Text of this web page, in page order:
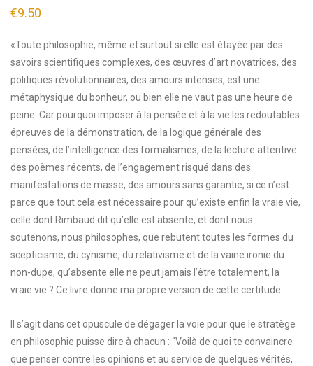
€9.50
«Toute philosophie, même et surtout si elle est étayée par des
savoirs scientifiques complexes, des œuvres d’art novatrices, des
politiques révolutionnaires, des amours intenses, est une
métaphysique du bonheur, ou bien elle ne vaut pas une heure de
peine. Car pourquoi imposer à la pensée et à la vie les redoutables
épreuves de la démonstration, de la logique générale des
pensées, de l’intelligence des formalismes, de la lecture attentive
des poèmes récents, de l’engagement risqué dans des
manifestations de masse, des amours sans garantie, si ce n’est
parce que tout cela est nécessaire pour qu’existe enfin la vraie vie,
celle dont Rimbaud dit qu’elle est absente, et dont nous
soutenons, nous philosophes, que rebutent toutes les formes du
scepticisme, du cynisme, du relativisme et de la vaine ironie du
non-dupe, qu’absente elle ne peut jamais l’être totalement, la
vraie vie ? Ce livre donne ma propre version de cette certitude.
Il s’agit dans cet opuscule de dégager la voie pour que le stratège
en philosophie puisse dire à chacun : “Voilà de quoi te convaincre
que penser contre les opinions et au service de quelques vérités,